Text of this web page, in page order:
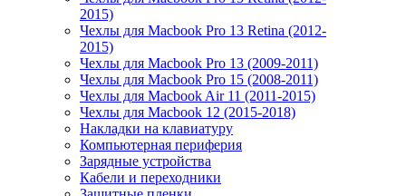
2015)
Чехлы для Macbook Pro 13 Retina (2012-
2015)
Чехлы для Macbook Pro 13 (2009-2011)
Чехлы для Macbook Pro 15 (2008-2011)
Чехлы для Macbook Air 11 (2011-2015)
Чехлы для Macbook 12 (2015-2018)
Накладки на клавиатуру
Компьютерная периферия
Зарядные устройства
Кабели и переходники